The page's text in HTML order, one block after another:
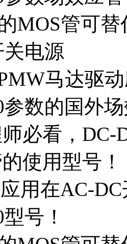
MOS管可
电源
马达驱
参数的国外
必看，DC-
使用型号！
用在AC-
号！